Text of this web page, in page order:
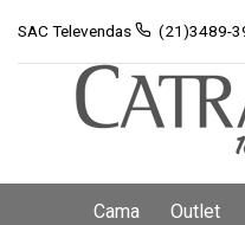
SAC Televendas (21)3489-
Cama Outlet